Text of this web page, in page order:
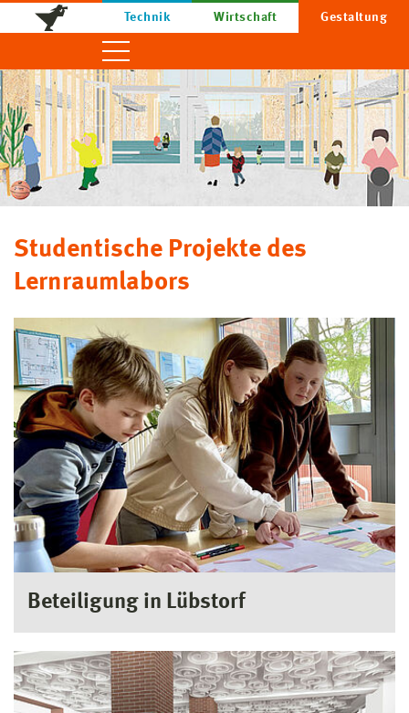
Technik Wirtschaft Gestaltung
Studentische Projekte des
Lernraumlabors
Beteiligung in Lübstorf